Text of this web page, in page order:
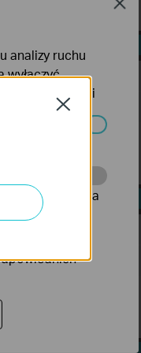
Rozmiar pliku:
Close
analizy ruchu
prywatności
co umożliwia
reklamowych